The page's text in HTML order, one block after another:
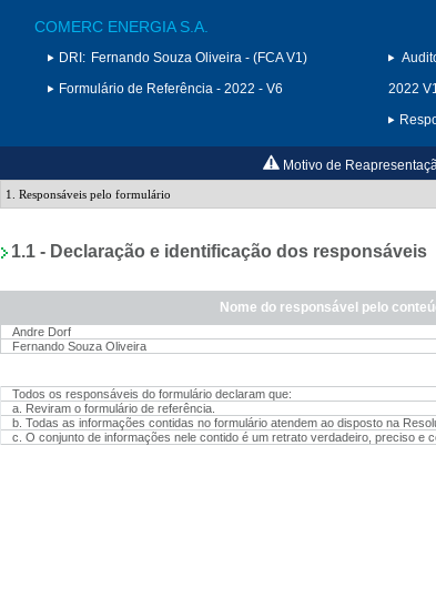
COMERC ENERGIA S.A.
DRI: Fernando Souza Oliveira - (FCA V1)
Formulário de Referência - 2022 - V6
2022
Motivo de